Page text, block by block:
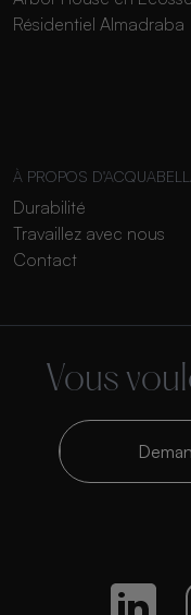
Résidentiel Almadraba
À PROPOS
Durabilité
Travaillez avec nous
Contact
Vous